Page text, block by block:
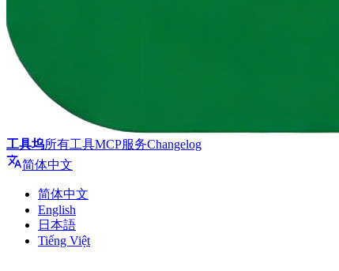
工具坞所有工具MCP服务Changelog
简体中文
简体中文
English
日本語
Tiếng Việt